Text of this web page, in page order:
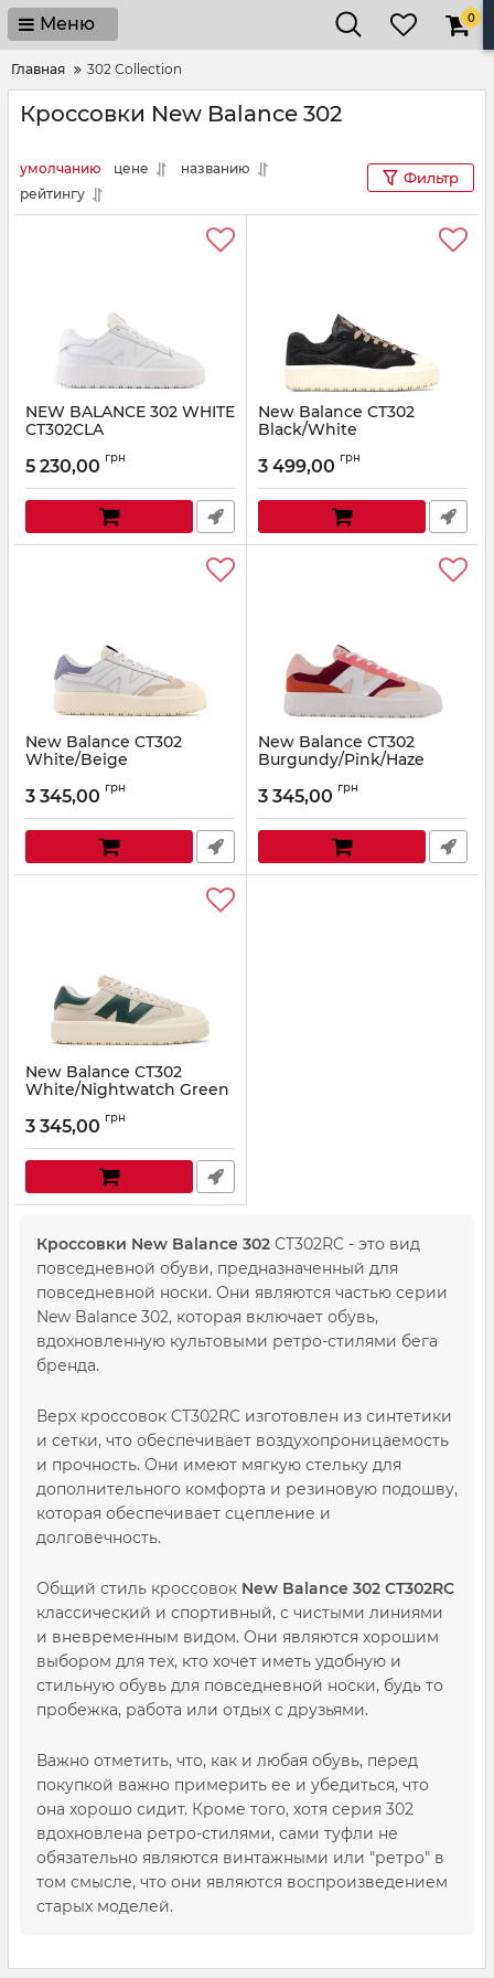
Меню 0
Главная 302 Collection
Кроссовки New Balance 302
умолчанию цене
названию
рейтингу
Фильтр
NEW BALANCE 302 WHITE
CT302CLA
5 230,00 грн
New Balance СT302
Black/White
3 499,00 грн
New Balance CT302
White/Beige
3 345,00 грн
New Balance CT302
Burgundy/Pink/Haze
3 345,00 грн
New Balance CT302
White/Nightwatch Green
3 345,00 грн
Кроссовки New Balance 302 CT302RC - это вид
повседневной обуви, предназначенный для
повседневной носки. Они являются частью серии
New Balance 302, которая включает обувь,
вдохновленную культовыми ретро-стилями бега
бренда.
Верх кроссовок CT302RC изготовлен из синтетики
и сетки, что обеспечивает воздухопроницаемость
и прочность. Они имеют мягкую стельку для
дополнительного комфорта и резиновую подошву,
которая обеспечивает сцепление и
долговечность.
Общий стиль кроссовок New Balance 302 CT302RC
классический и спортивный, с чистыми линиями
и вневременным видом. Они являются хорошим
выбором для тех, кто хочет иметь удобную и
стильную обувь для повседневной носки, будь то
пробежка, работа или отдых с друзьями.
Важно отметить, что, как и любая обувь, перед
покупкой важно примерить ее и убедиться, что
она хорошо сидит. Кроме того, хотя серия 302
вдохновлена ретро-стилями, сами туфли не
обязательно являются винтажными или "ретро" в
том смысле, что они являются воспроизведением
старых моделей.